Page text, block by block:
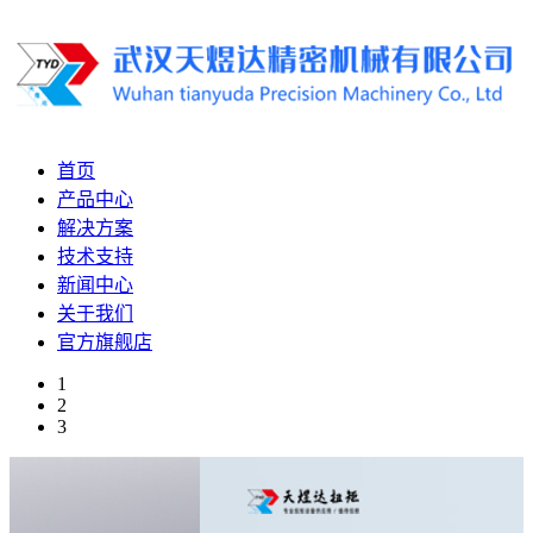
首页
产品中心
解决方案
技术支持
新闻中心
关于我们
官方旗舰店
1
2
3